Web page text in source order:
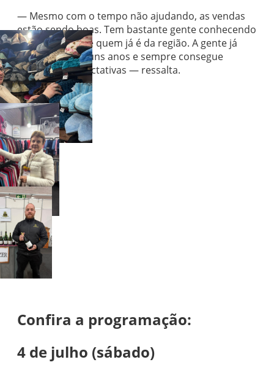
— Mesmo com o tempo não ajudando, as vendas
estão sendo boas. Tem bastante gente conhecendo
os produtos, até quem já é da região. A gente já
participa há alguns anos e sempre consegue
superar as expectativas — ressalta.
Confira a programação:
4 de julho (sábado)